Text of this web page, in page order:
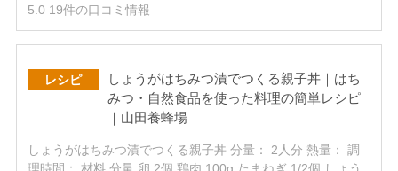
5.0 19件の口コミ情報
レシピ
しょうがはちみつ漬でつくる親子丼｜はち
みつ・自然食品を使った料理の簡単レシピ
｜山田養蜂場
しょうがはちみつ漬でつくる親子丼 分量： 2人分 熱量： 調